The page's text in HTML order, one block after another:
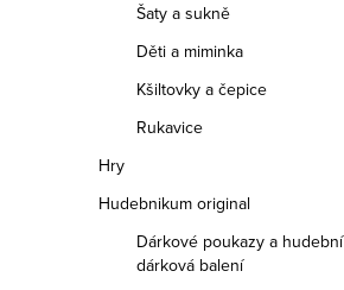
Šaty a sukně
Děti a miminka
Kšiltovky a čepice
Rukavice
Hry
Hudebnikum original
Dárkové poukazy a hudební
dárková balení